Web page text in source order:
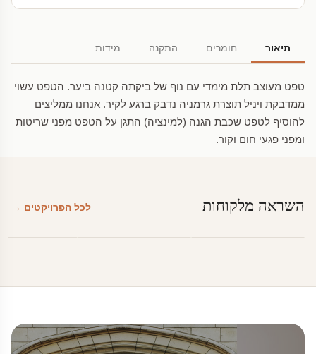
תיאור חומרים התקנה מידות
טפט מעוצב תלת מימדי עם נוף של ביקתה קטנה ביער. הטפט עשוי
ממדבקת ויניל תוצרת גרמניה נדבק ברגע לקיר. אנחנו ממליצים
להוסיף לטפט שכבת הגנה (למינציה) התגן על הטפט מפני שריטות
ומפני פגעי חום וקור.
השראה מלקוחות לכל הפרויקטים →